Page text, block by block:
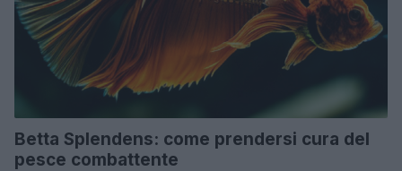
Betta Splendens: come prendersi cura del
pesce combattente